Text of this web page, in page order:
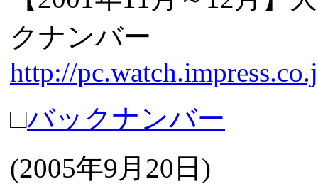
クナンバー
http://
□バックナンバー
(2005年9月20日 )